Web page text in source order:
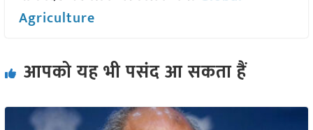
Agriculture
आपको यह भी पसंद आ सकता हैं